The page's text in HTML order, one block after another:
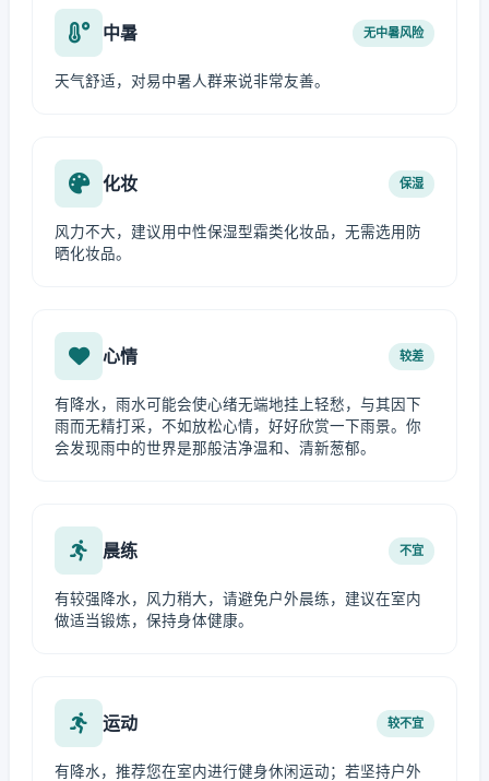
中暑 无中暑风险
天气舒适，对易中暑人群来说非常友善。
化妆 保湿
风力不大，建议用中性保湿型霜类化妆品，无需选用防
晒化妆品。
心情 较差
有降水，雨水可能会使心绪无端地挂上轻愁，与其因下
雨而无精打采，不如放松心情，好好欣赏一下雨景。你
会发现雨中的世界是那般洁净温和、清新葱郁。
晨练 不宜
有较强降水，风力稍大，请避免户外晨练，建议在室内
做适当锻炼，保持身体健康。
运动 较不宜
有降水，推荐您在室内进行健身休闲运动；若坚持户外